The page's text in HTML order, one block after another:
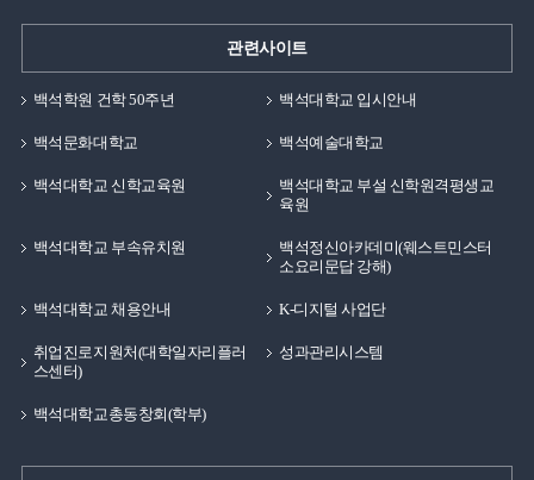
관련사이트
백석학원 건학 50주년 백석대학교 입시안내
백석문화대학교 백석예술대학교
백석대학교 신학교육원
백석대학교 부설 신학원격평생교
육원
백석대학교 부속유치원
백석정신아카데미(웨스트민스터
소요리문답 강해)
백석대학교 채용안내 K-디지털 사업단
취업진로지원처(대학일자리플러
스센터)
성과관리시스템
백석대학교총동창회(학부)